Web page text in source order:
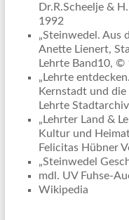
Dr.R.Scheelje &
1992
„Steinwedel. Aus
Anette Lienert,
Lehrte Band10, ©
„Lehrte
Kernstadt und
Lehrte
„Lehrter Land &
Kultur und
Felicitas Hübner
„Steinwedel
mdl. UV Fuhse-
Wikipedia